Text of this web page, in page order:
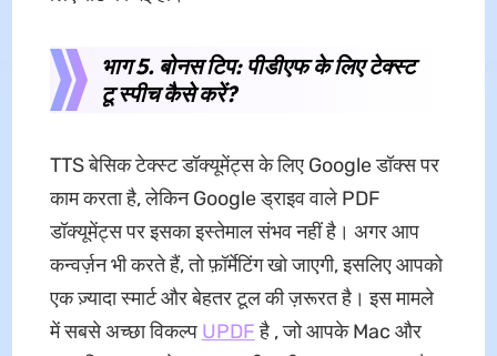
भाग 5. बोनस टिप: पीडीएफ के लिए टेक्स्ट
टू स्पीच कैसे करें?
TTS बेसिक टेक्स्ट डॉक्यूमेंट्स के लिए Google डॉक्स पर
काम करता है, लेकिन Google ड्राइव वाले PDF
डॉक्यूमेंट्स पर इसका इस्तेमाल संभव नहीं है। अगर आप
कन्वर्ज़न भी करते हैं, तो फ़ॉर्मेटिंग खो जाएगी, इसलिए आपको
एक ज़्यादा स्मार्ट और बेहतर टूल की ज़रूरत है। इस मामले
में सबसे अच्छा विकल्प UPDFहै , जो आपके Mac और